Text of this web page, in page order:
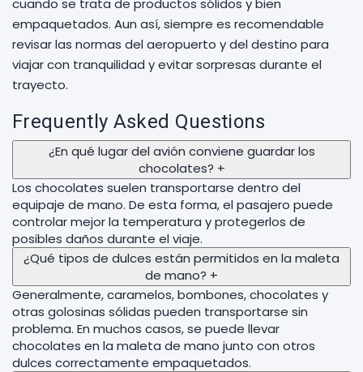
cuando se trata de productos sólidos y bien
empaquetados. Aun así, siempre es recomendable
revisar las normas del aeropuerto y del destino para
viajar con tranquilidad y evitar sorpresas durante el
trayecto.
Frequently Asked Questions
¿En qué lugar del avión conviene guardar los
chocolates? +
Los chocolates suelen transportarse dentro del
equipaje de mano. De esta forma, el pasajero puede
controlar mejor la temperatura y protegerlos de
posibles daños durante el viaje.
¿Qué tipos de dulces están permitidos en la maleta
de mano? +
Generalmente, caramelos, bombones, chocolates y
otras golosinas sólidas pueden transportarse sin
problema. En muchos casos, se puede llevar
chocolates en la maleta de mano junto con otros
dulces correctamente empaquetados.